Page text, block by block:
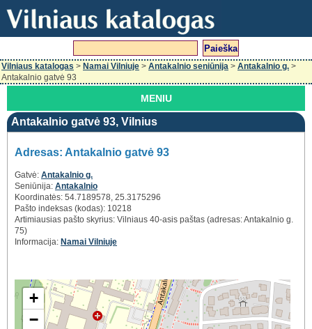
Vilniaus katalogas > Namai Vilniuje > Antakalnio seniūnija > Antakalnio g. >
Antakalnio gatvė 93
MENIU
Antakalnio gatvė 93, Vilnius
Adresas: Antakalnio gatvė 93
Gatvė: Antakalnio g.
Seniūnija: Antakalnio
Koordinatės: 54.7189578, 25.3175296
Pašto indeksas (kodas): 10218
Artimiausias pašto skyrius: Vilniaus 40-asis paštas (adresas: Antakalnio g.
75)
Informacija: Namai Vilniuje
+
−